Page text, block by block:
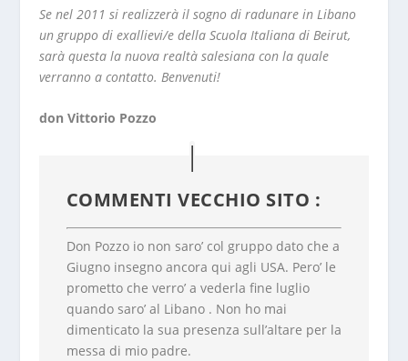
Se nel 2011 si realizzerà il sogno di radunare in Libano
un gruppo di exallievi/e della Scuola Italiana di Beirut,
sarà questa la nuova realtà salesiana con la quale
verranno a contatto. Benvenuti!
don Vittorio Pozzo
COMMENTI VECCHIO SITO :
Don Pozzo io non saro’ col gruppo dato che a
Giugno insegno ancora qui agli USA. Pero’ le
prometto che verro’ a vederla fine luglio
quando saro’ al Libano . Non ho mai
dimenticato la sua presenza sull’altare per la
messa di mio padre.